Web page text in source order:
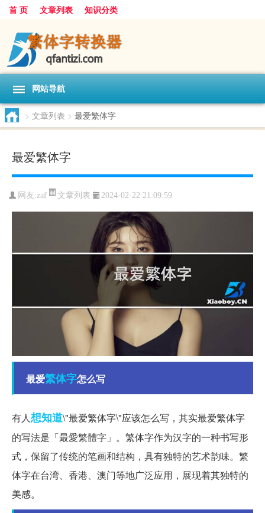
首 页 文章列表 知识分类
网站导航
> 文章列表 > 最爱繁体字
最爱繁体字
网友:zaf 文章列表 2024-02-22 21:09:59
最爱繁体字怎么写
有人想知道\"最爱繁体字\"应该怎么写，其实最爱繁体字
的写法是「最愛繁體字」。繁体字作为汉字的一种书写形
式，保留了传统的笔画和结构，具有独特的艺术韵味。繁
体字在台湾、香港、澳门等地广泛应用，展现着其独特的
美感。